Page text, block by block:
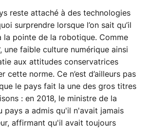
reste attaché à des technologies
surprendre lorsque l’on sait qu’il
la pointe de la robotique. Comme
, une faible culture numérique ainsi
aux attitudes conservatrices
cette norme. Ce n’est d’ailleurs pas
le pays fait la une des gros titres
: en 2018, le ministre de la
pays a admis qu'il n'avait jamais
affirmant qu'il avait toujours